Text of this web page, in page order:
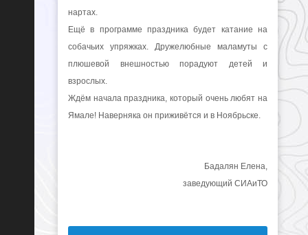
нартах.
Ещё в программе праздника будет катание на
собачьих упряжках. Дружелюбные маламуты с
плюшевой внешностью порадуют детей и
взрослых.
Ждём начала праздника, который очень любят на
Ямале! Наверняка он приживётся и в Ноябрьске.
Бадалян Елена,
заведующий СИАиТО